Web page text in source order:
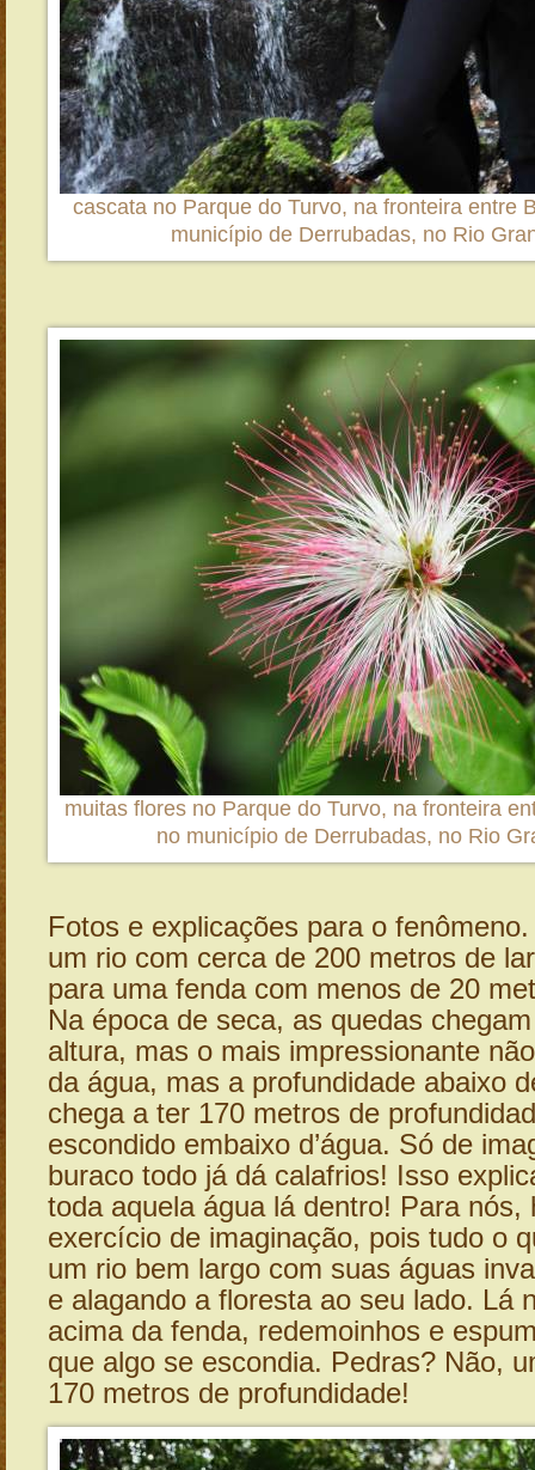
cascata no Parque do Turvo, na fronteira entre
município de Derrubadas, no Rio
muitas flores no Parque do Turvo, na fronteira
no município de Derrubadas, no Rio
Fotos e explicações para o
um rio com cerca de 200 metros de
para uma fenda com menos de 20
Na época de seca, as quedas
altura, mas o mais impressionante
da água, mas a profundidade abaixo
chega a ter 170 metros de
escondido embaixo d’água. Só de
buraco todo já dá calafrios! Isso
toda aquela água lá dentro! Para nós,
exercício de imaginação, pois tudo o
um rio bem largo com suas águas
e alagando a floresta ao seu lado. Lá
acima da fenda, redemoinhos e
que algo se escondia. Pedras? Não,
170 metros de profundidade!